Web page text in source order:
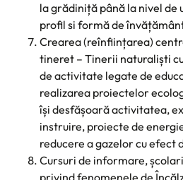
la grădiniță până la nivel de
profil si formă de
Crearea (reînființarea)
tineret – Tinerii naturaliști
de activitate legate de
realizarea proiectelor
își desfășoară activitatea,
instruire, proiecte de
reducere a gazelor cu efect
Cursuri de informare,